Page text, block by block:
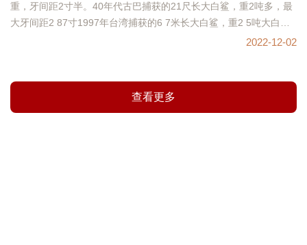
重，牙间距2寸半。40年代古巴捕获的21尺长大白鲨，重2吨多，最
大牙间距2 87寸1997年台湾捕获的6 7米长大白鲨，重2 5吨大白鲨
2022-12-02
查看更多